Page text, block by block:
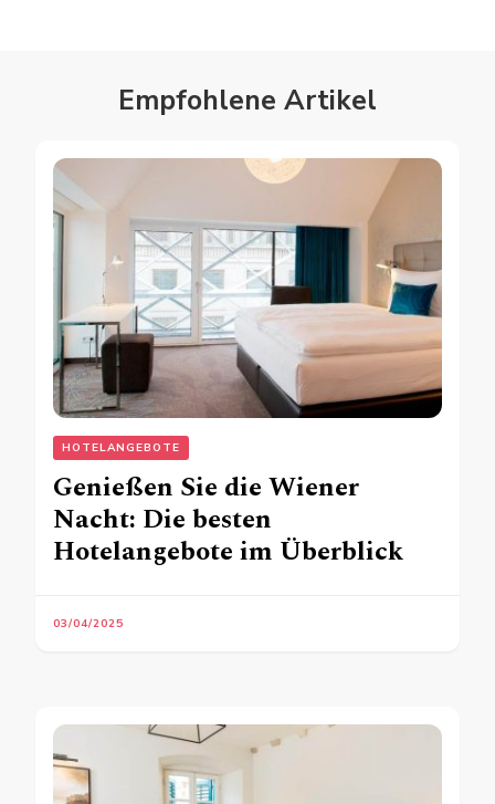
Empfohlene Artikel
HOTELANGEBOTE
Genießen Sie die Wiener
Nacht: Die besten
Hotelangebote im Überblick
03/04/2025